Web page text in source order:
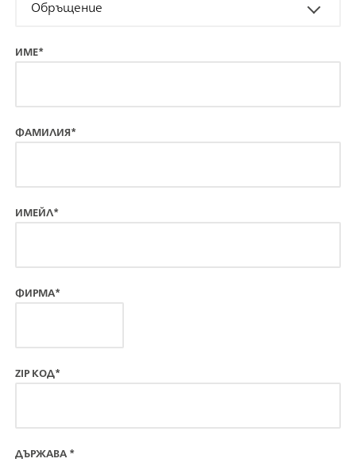
Обръщение
ИМЕ*
ФАМИЛИЯ*
ИМЕЙЛ*
ФИРМА*
ZIP КОД*
ДЪРЖАВА*